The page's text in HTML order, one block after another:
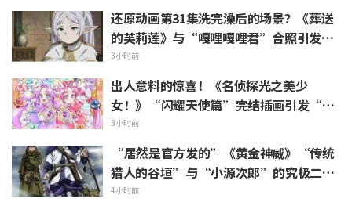
还原动画第31集洗完澡后的场景？《葬送
的芙莉莲》与“嘎哩嘎哩君”合照引发
“头发像是裹着浴巾”热议
3小时前
出人意料的惊喜！《名侦探光之美少
女！》“闪耀天使篇”完结插画引发“心
里一阵紧揪”“感受到了制作组的爱”等
热烈反响
3小时前
“居然是官方发的”《黄金神威》“传统
猎人的谷垣”与“小源次郎”的究极二选
一 引发“两个都喜欢”的声浪涌现
4小时前